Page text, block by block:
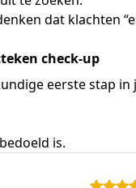
dat klachten
check-up
eerste stap
is.